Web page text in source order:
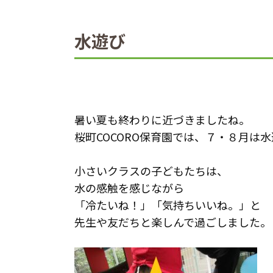
水遊び
暑い夏も終わりに近づきましたね。
桜町COCORO保育園では、７・８月は
小さいクラスの子どもたちは、
水の感触を感じながら
「冷たいね！」「気持ちいいね。」と
先生や友だちと楽しんで過ごしました。